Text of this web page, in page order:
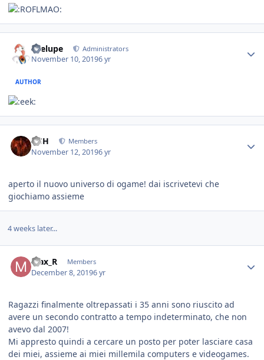
Toelupe Administrators
November 10, 20196 yr
AUTHOR
HSH Members
November 12, 20196 yr
aperto il nuovo universo di ogame! dai iscrivetevi che
giochiamo assieme
4 weeks later...
Max_R Members
December 8, 20196 yr
Ragazzi finalmente oltrepassati i 35 anni sono riuscito ad
avere un secondo contratto a tempo indeterminato, che non
avevo dal 2007!
Mi appresto quindi a cercare un posto per poter lasciare casa
dei miei, assieme ai miei millemila computers e videogames.